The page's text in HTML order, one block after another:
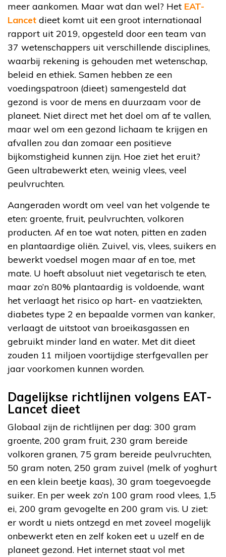
meer aankomen. Maar wat dan wel? Het EAT-
Lancet dieet komt uit een groot internationaal
rapport uit 2019, opgesteld door een team van
37 wetenschappers uit verschillende disciplines,
waarbij rekening is gehouden met wetenschap,
beleid en ethiek. Samen hebben ze een
voedingspatroon (dieet) samengesteld dat
gezond is voor de mens en duurzaam voor de
planeet. Niet direct met het doel om af te vallen,
maar wel om een gezond lichaam te krijgen en
afvallen zou dan zomaar een positieve
bijkomstigheid kunnen zijn. Hoe ziet het eruit?
Geen ultrabewerkt eten, weinig vlees, veel
peulvruchten.
Aangeraden wordt om veel van het volgende te
eten: groente, fruit, peulvruchten, volkoren
producten. Af en toe wat noten, pitten en zaden
en plantaardige oliën. Zuivel, vis, vlees, suikers en
bewerkt voedsel mogen maar af en toe, met
mate. U hoeft absoluut niet vegetarisch te eten,
maar zo’n 80% plantaardig is voldoende, want
het verlaagt het risico op hart- en vaatziekten,
diabetes type 2 en bepaalde vormen van kanker,
verlaagt de uitstoot van broeikasgassen en
gebruikt minder land en water. Met dit dieet
zouden 11 miljoen voortijdige sterfgevallen per
jaar voorkomen kunnen worden.
Dagelijkse richtlijnen volgens EAT-
Lancet dieet
Globaal zijn de richtlijnen per dag: 300 gram
groente, 200 gram fruit, 230 gram bereide
volkoren granen, 75 gram bereide peulvruchten,
50 gram noten, 250 gram zuivel (melk of yoghurt
en een klein beetje kaas), 30 gram toegevoegde
suiker. En per week zo’n 100 gram rood vlees, 1,5
ei, 200 gram gevogelte en 200 gram vis. U ziet:
er wordt u niets ontzegd en met zoveel mogelijk
onbewerkt eten en zelf koken eet u uzelf en de
planeet gezond. Het internet staat vol met